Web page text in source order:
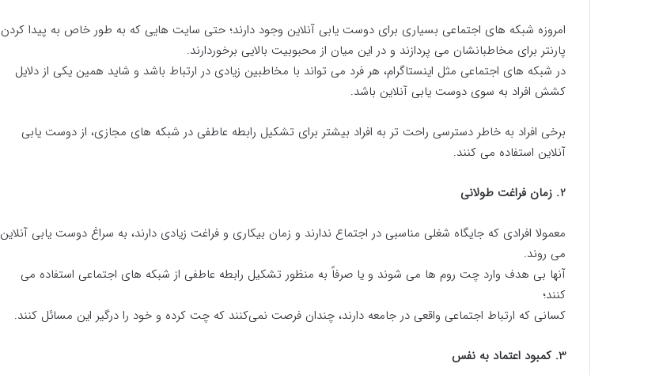
امروزه شبکه های اجتماعی بسیاری برای دوست یابی آنلاین وجود دارند؛ حتی سایت هایی که به طور خاص به پیدا کردن
پارنتر برای مخاطبانشان می پردازند و در این میان از محبوبیت بالایی برخوردارند.
در شبکه های اجتماعی مثل اینستاگرام، هر فرد می تواند با مخاطبین زیادی در ارتباط باشد و شاید همین یکی از دلایل
کشش افراد به سوی دوست یابی آنلاین باشد.
برخی افراد به خاطر دسترسی راحت تر به افراد بیشتر برای تشکیل رابطه عاطفی در شبکه های مجازی، از دوست یابی
آنلاین استفاده می کنند.
2. زمان فراغت طولانی
معمولا افرادی که جایگاه شغلی مناسبی در اجتماع ندارند و زمان بیکاری و فراغت زیادی دارند، به سراغ دوست یابی آنلاین
می روند.
آنها بی هدف وارد چت روم ها می شوند و یا صرفاً به منظور تشکیل رابطه عاطفی از شبکه های اجتماعی استفاده می
کنند؛
کسانی که ارتباط اجتماعی واقعی در جامعه دارند، چندان فرصت نمی‌کنند که چت کرده و خود را درگیر این مسائل کنند.
3. کمبود اعتماد به نفس